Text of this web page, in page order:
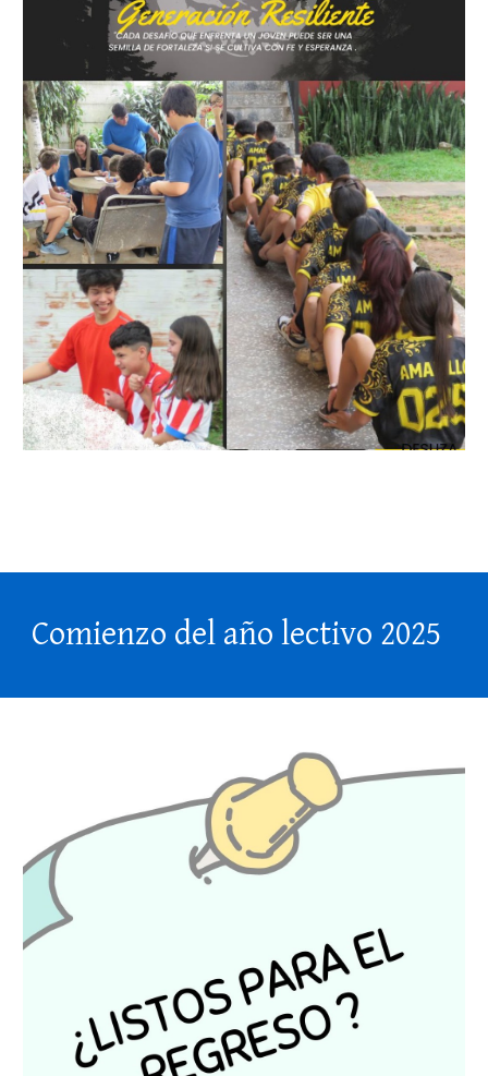
Comienzo del año lectivo 2025